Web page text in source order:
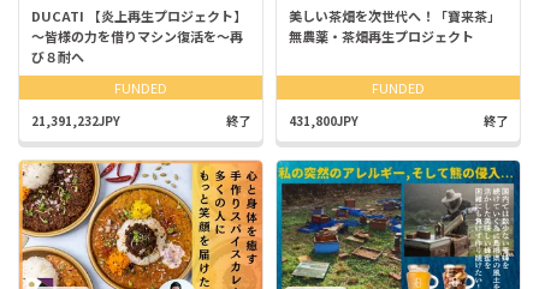
DUCATI 【炎上再生プロジェクト】
～皆様の力を借りマシン復活を～再
び８耐へ
FUNDED
21,391,232JPY 終了
美しい茶畑を次世代へ！「寶来茶」
無農薬・茶畑再生プロジェクト
FUNDED
431,800JPY 終了